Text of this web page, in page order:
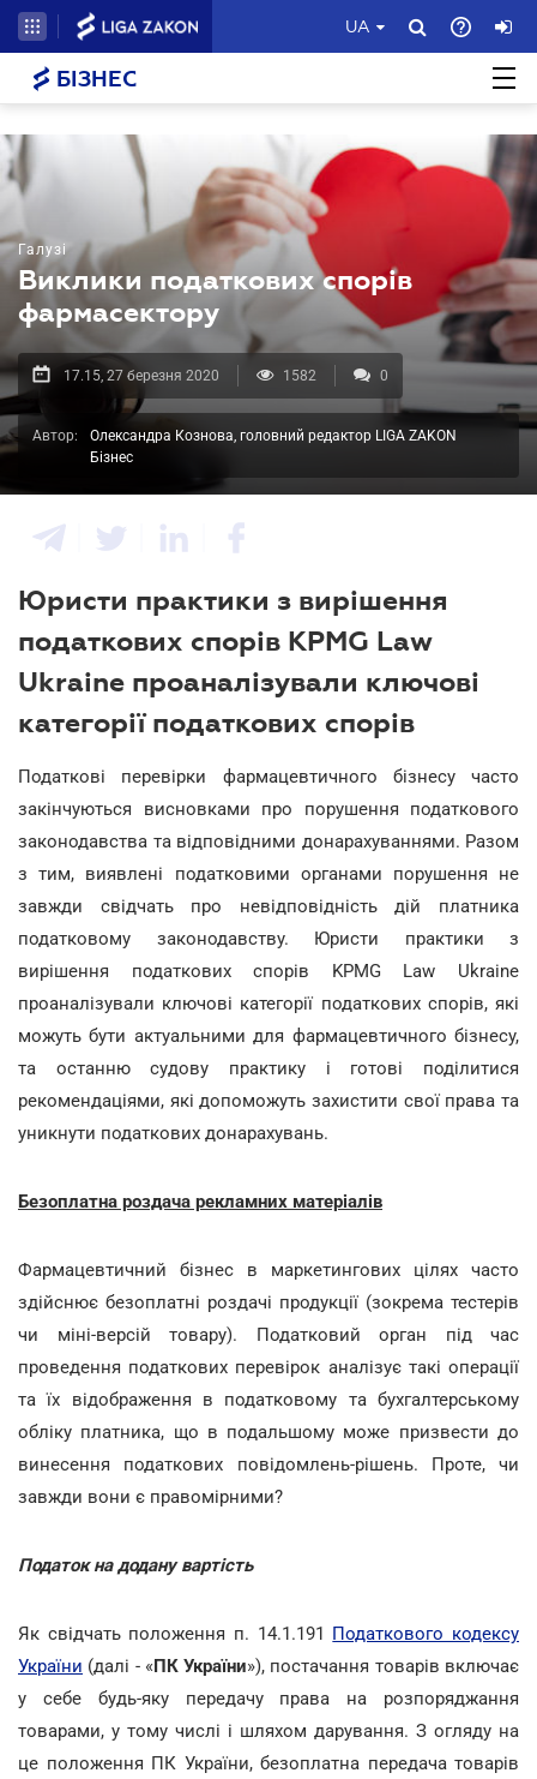
UA
БІЗНЕС
Галузі
Виклики податкових спорів
фармасектору
17.15, 27 березня 2020 1582 0
Автор:
Олександра Кознова, головний редактор LIGA ZAKON
Бізнес
Юристи практики з вирішення
податкових спорів KPMG Law
Ukraine проаналізували ключові
категорії податкових спорів
Податкові перевірки фармацевтичного бізнесу часто
закінчуються висновками про порушення податкового
законодавства та відповідними донарахуваннями. Разом
з тим, виявлені податковими органами порушення не
завжди свідчать про невідповідність дій платника
податковому законодавству. Юристи практики з
вирішення податкових спорів KPMG Law Ukraine
проаналізували ключові категорії податкових спорів, які
можуть бути актуальними для фармацевтичного бізнесу,
та останню судову практику і готові поділитися
рекомендаціями, які допоможуть захистити свої права та
уникнути податкових донарахувань.
Безоплатна роздача рекламних матеріалів
Фармацевтичний бізнес в маркетингових цілях часто
здійснює безоплатні роздачі продукції (зокрема тестерів
чи міні-версій товару). Податковий орган під час
проведення податкових перевірок аналізує такі операції
та їх відображення в податковому та бухгалтерському
обліку платника, що в подальшому може призвести до
винесення податкових повідомлень-рішень. Проте, чи
завжди вони є правомірними?
Податок на додану вартість
Як свідчать положення п. 14.1.191 Податкового кодексу
України (далі - «ПК України»), постачання товарів включає
у себе будь-яку передачу права на розпоряджання
товарами, у тому числі і шляхом дарування. З огляду на
це положення ПК України, безоплатна передача товарів